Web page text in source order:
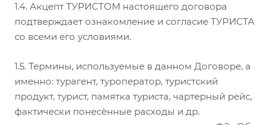
1.4. Акцепт ТУРИСТОМ настоящего договора
подтверждает ознакомление и согласие ТУРИСТА
со всеми его условиями.
1.5. Термины, используемые в данном Договоре, а
именно: турагент, туроператор, туристский
продукт, турист, памятка туриста, чартерный рейс,
фактически понесѐнные расходы и др.